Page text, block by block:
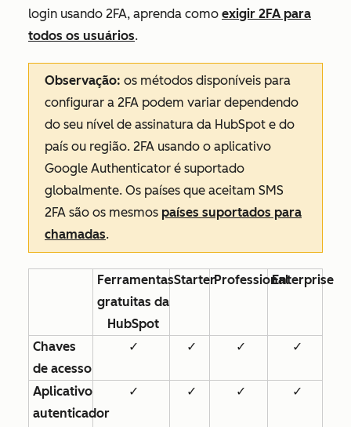
login usando 2FA, aprenda como exigir 2FA para
todos os usuários.
Observação: os métodos disponíveis para
configurar a 2FA podem variar dependendo
do seu nível de assinatura da HubSpot e do
país ou região. 2FA usando o aplicativo
Google Authenticator é suportado
globalmente. Os países que aceitam SMS
2FA são os mesmos países suportados para
chamadas.
Ferramentas
gratuitas da
HubSpot
StarterProfessionalEnterprise
Chaves
de acesso
✓ ✓ ✓ ✓
Aplicativo
autenticador
✓ ✓ ✓ ✓